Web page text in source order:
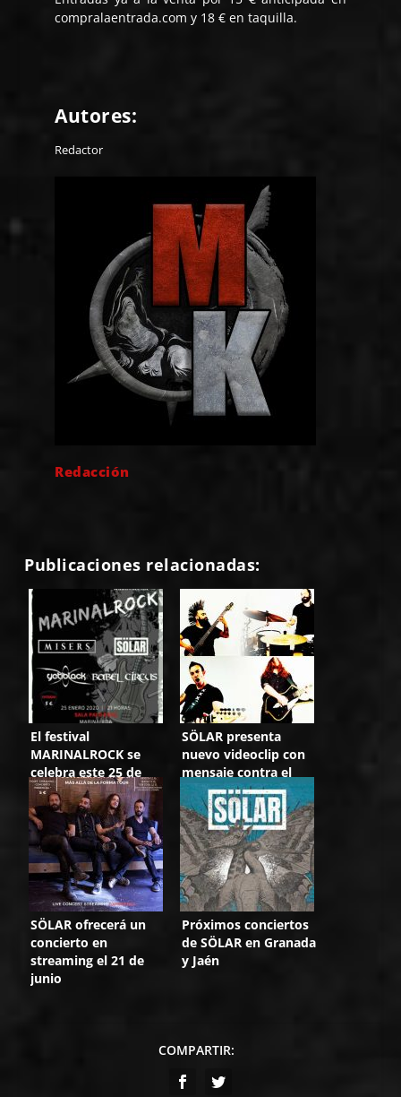
compralaentrada.com y 18 € en taquilla.
Autores:
Redactor
Redacción
Publicaciones relacionadas:
El festival
MARINALROCK se
celebra este 25 de
enero en Marinaleda
SÖLAR presenta
nuevo videoclip con
mensaje contra el
bullying
SÖLAR ofrecerá un
concierto en
streaming el 21 de
junio
Próximos conciertos
de SÖLAR en Granada
y Jaén
COMPARTIR: